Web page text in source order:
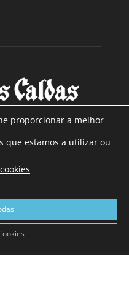
e mais de 90 anos de
de 40.000 leitores por
distribuição em Portugal
online.
proporcionar a melhor
que estamos a utilizar ou